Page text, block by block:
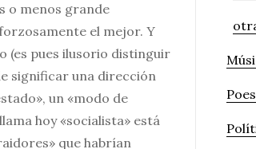
o menos grande
el mejor. Y
(es pues ilusorio distinguir
significar una dirección
un «modo de
hoy «socialista» está
que habrían